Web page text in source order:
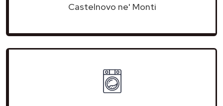
Castelnovo ne' Monti